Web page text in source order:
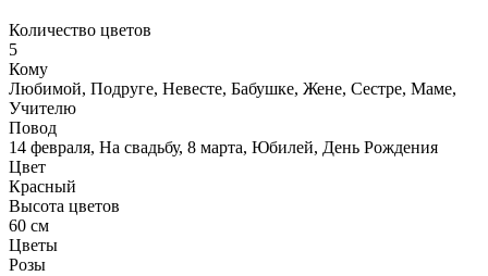
Количество цветов
5
Кому
Любимой, Подруге, Невесте, Бабушке, Жене, Сестре, Маме,
Учителю
Повод
14 февраля, На свадьбу, 8 марта, Юбилей, День Рождения
Цвет
Красный
Высота цветов
60 см
Цветы
Розы